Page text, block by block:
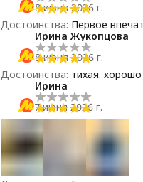
8 июня 2026 г.
Достоинства: Первое
Ирина Жукопцова
8 июня 2026 г.
Достоинства: тихая.
Ирина
7 июня 2026 г.